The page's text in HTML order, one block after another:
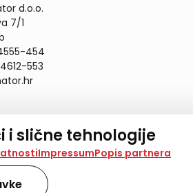
i slične tehnologije
stranici koristimo kolačiće i slične
promet na stranici te prikazujemo
ove tehnologije.
ImpressumPopis partnera
d.o.o.
7/1
454
553